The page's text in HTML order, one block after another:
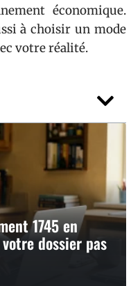
1745 en
dossier pas
économique.
à choisir un mode
votre réalité.